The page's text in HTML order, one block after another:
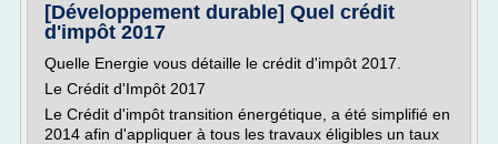
[Développement durable] Quel crédit
d'impôt 2017
Quelle Energie vous détaille le crédit d'impôt 2017.
Le Crédit d'Impôt 2017
Le Crédit d'impôt transition énergétique, a été simplifié en
2014 afin d'appliquer à tous les travaux éligibles un taux